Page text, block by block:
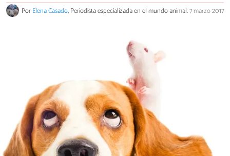
PorElena Casado, Periodista especializada en el mundo animal.7 marzo 2017